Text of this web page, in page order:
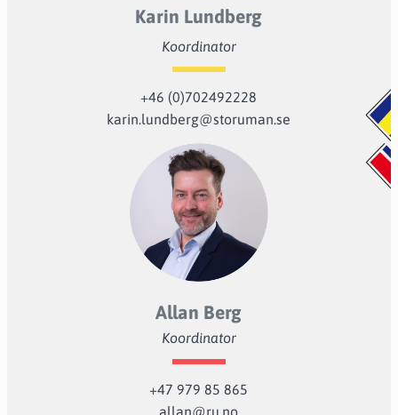
Karin Lundberg
Koordinator
+46 (0)702492228
karin.lundberg@storuman.se
Allan Berg
Koordinator
+47 979 85 865
allan@ru.no